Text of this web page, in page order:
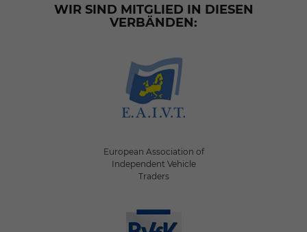
WIR SIND MITGLIED IN DIESEN
VERBÄNDEN:
European Association of
Independent Vehicle
Traders